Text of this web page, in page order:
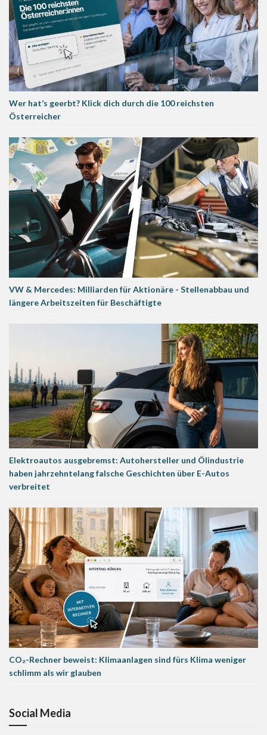
Wer hat’s geerbt? Klick dich durch die 100 reichsten
Österreicher
VW & Mercedes: Milliarden für Aktionäre - Stellenabbau und
längere Arbeitszeiten für Beschäftigte
Elektroautos ausgebremst: Autohersteller und Ölindustrie
haben jahrzehntelang falsche Geschichten über E-Autos
verbreitet
CO₂-Rechner beweist: Klimaanlagen sind fürs Klima weniger
schlimm als wir glauben
Social Media